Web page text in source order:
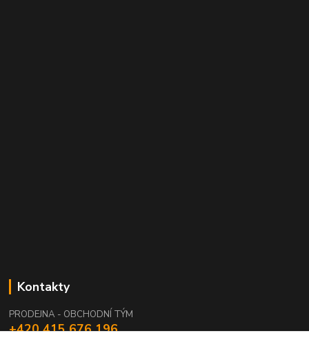
Kontakty
PRODEJNA - OBCHODNÍ TÝM
+420 415 676 196